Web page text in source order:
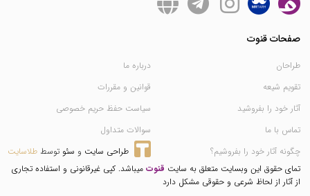
صفحات قنوت
طراحان
تقویم شیعه
آثار خود را بفروشید
تماس با ما
چگونه آثار خود را بفروشیم؟
درباره ما
قوانین و مقررات
سیاست حفظ حریم خصوصی
سوالات متداول
طراحی سایت و سئو توسط طلاسایت
تمای حقوق این وبسایت متعلق به سایت قنوت میباشد. کپی غیرقانونی و استفاده تجاری
از آثار از لحاظ شرعی و حقوقی مشکل دارد